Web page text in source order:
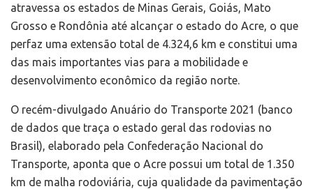
atravessa os estados de Minas Gerais, Goiás, Mato
Grosso e Rondônia até alcançar o estado do Acre, o que
perfaz uma extensão total de 4.324,6 km e constitui uma
das mais importantes vias para a mobilidade e
desenvolvimento econômico da região norte.
O recém-divulgado Anuário do Transporte 2021 (banco
de dados que traça o estado geral das rodovias no
Brasil), elaborado pela Confederação Nacional do
Transporte, aponta que o Acre possui um total de 1.350
km de malha rodoviária, cuja qualidade da pavimentação